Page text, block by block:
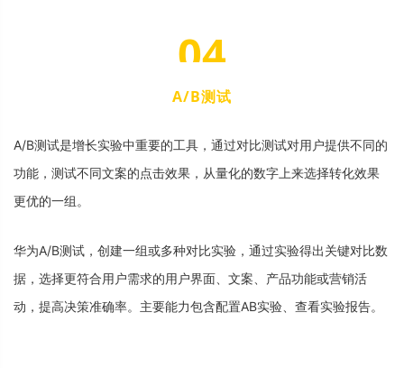
04
A/B测试
A/B测试是增长实验中重要的工具 ， 通过对比测试对用 户提供不同的
功能 ， 测试不同文案的点击效果 ， 从量化的数字 上来选择转化效果
更优的一组 。
华为A/B测试 ， 创建一组或多种对比实验 ， 通过实验得出关键对比数
据 ， 选择更符合用 户需求的用 户界面 文案 产品功能或营销活
动 ， 提高决策准确率。 主要能力包含配置AB实验 查看实验报告。